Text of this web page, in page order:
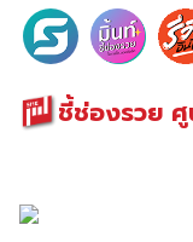
ชี้ช่องรวย
Search
for: